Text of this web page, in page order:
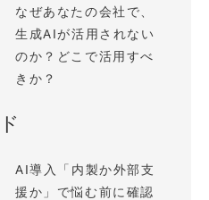
なぜあなたの会社で、
生成AIが活用されない
のか？どこで活用すべ
きか？
AI導入「内製か外部支
援か」で悩む前に確認